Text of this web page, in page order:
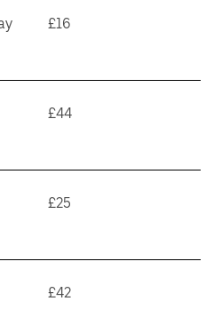
£16
£44
£25
£42